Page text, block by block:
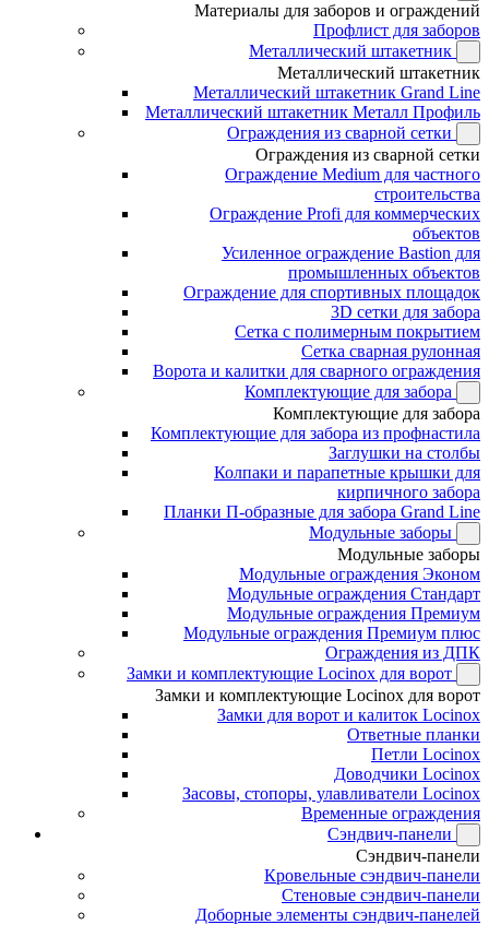
Материалы для заборов и ограждений
Профлист для заборов
Металлический штакетник
Металлический штакетник
Металлический штакетник Grand Line
Металлический штакетник Металл Профиль
Ограждения из сварной сетки
Ограждения из сварной сетки
Ограждение Medium для частного
строительства
Ограждение Profi для коммерческих
объектов
Усиленное ограждение Bastion для
промышленных объектов
Ограждение для спортивных площадок
3D сетки для забора
Сетка с полимерным покрытием
Сетка сварная рулонная
Ворота и калитки для сварного ограждения
Комплектующие для забора
Комплектующие для забора
Комплектующие для забора из профнастила
Заглушки на столбы
Колпаки и парапетные крышки для
кирпичного забора
Планки П-образные для забора Grand Line
Модульные заборы
Модульные заборы
Модульные ограждения Эконом
Модульные ограждения Стандарт
Модульные ограждения Премиум
Модульные ограждения Премиум плюс
Ограждения из ДПК
Замки и комплектующие Locinox для ворот
Замки и комплектующие Locinox для ворот
Замки для ворот и калиток Locinox
Ответные планки
Петли Locinox
Доводчики Locinox
Засовы, стопоры, улавливатели Locinox
Временные ограждения
Сэндвич-панели
Сэндвич-панели
Кровельные сэндвич-панели
Стеновые сэндвич-панели
Доборные элементы сэндвич-панелей